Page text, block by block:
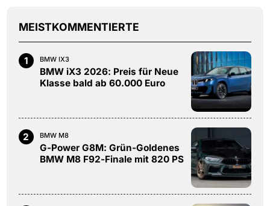
MEISTKOMMENTIERTE
1 BMW IX3
BMW iX3 2026: Preis für Neue
Klasse bald ab 60.000 Euro
2 BMW M8
G-Power G8M: Grün-Goldenes
BMW M8 F92-Finale mit 820 PS